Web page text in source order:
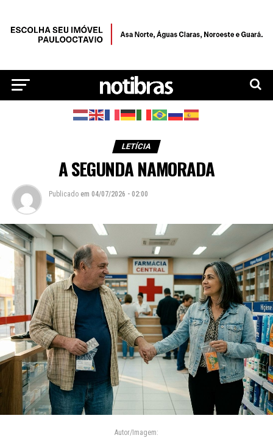
LETÍCIA
A SEGUNDA NAMORADA
Publicado em 04/07/2026 - 02:00
Autor/Imagem: